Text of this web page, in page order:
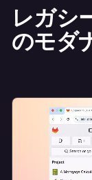
レガシ
のモダ